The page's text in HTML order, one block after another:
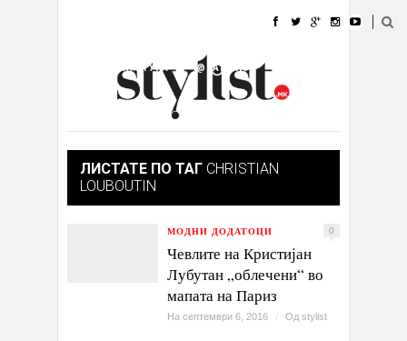
УБАВИНА
КУЛТУРА @РАБОТА
ИЗЛОГ
ЛИСТАТЕ ПО ТАГ CHRISTIAN
LOUBOUTIN
МОДНИ ДОДАТОЦИ 0
Чевлите на Кристијан
Лубутан „облечени“ во
мапата на Париз
На септември 6, 2016 / Од stylist